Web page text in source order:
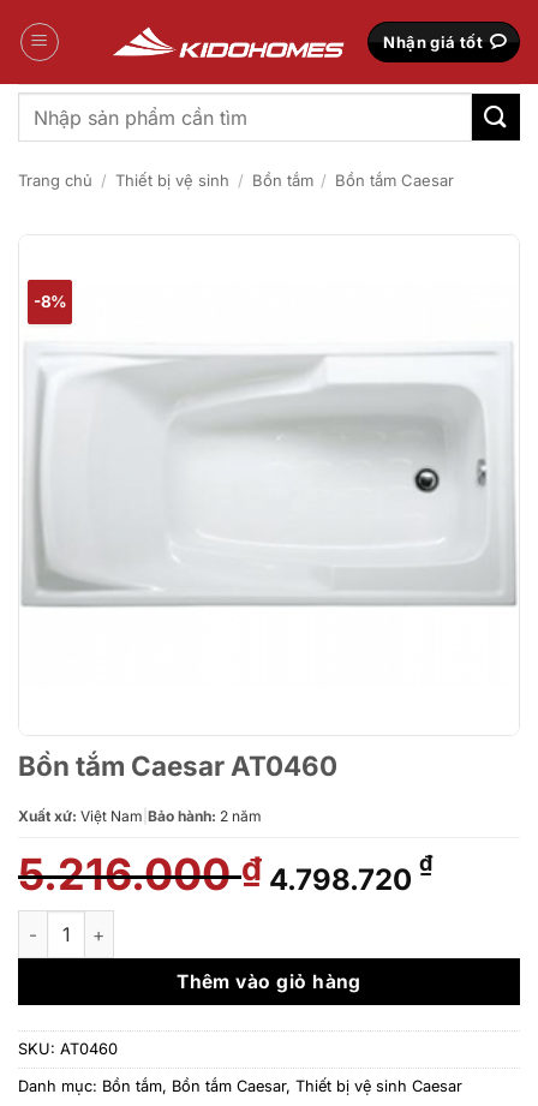
qua
Nhận giá tốt
Tìm
kiếm:
Trang chủ / Thiết bị vệ sinh / Bồn tắm / Bồn tắm Caesar
-8%
Bồn tắm Caesar AT0460
Xuất xứ: Việt Nam Bảo hành: 2 năm
5.216.000₫ Giá
gốc
5.216.000 ₫.
4.798.720 ₫Giá
là:
Bồn tắm Caesar AT0460 số lượng
Thêm vào giỏ hàng
SKU: AT0460
Danh mục: Bồn tắm, Bồn tắm Caesar, Thiết bị vệ sinh Caesar